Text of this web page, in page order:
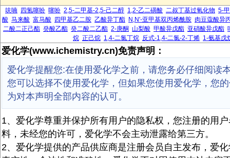
呋喃 四氢噻吩 噻吩 2,5-二甲基-2,5-己二醇 1,2-乙二磺酸 二叔丁基过氧化物 5-
酸 马来酸 富马酸 四甲基乙二胺 乙酸异丁酯 N,N'-亚甲基双丙烯酰胺 肉豆蔻酸异
二酸二正己酯 癸酸乙酯 癸二酸二乙酯 2-庚酮 山梨酸 甲酸异戊酯 亚硝酸异戊酯
烷 正己烷 1,4-二氯丁烷 反式-1,4-二氯-2-丁烯 1-氨基戊
爱化学(www.ichemistry.cn)免责声明：
爱化学提醒您:在使用爱化学之前，请您务必仔细阅读
您可以选择不使用爱化学，但如果您使用爱化学，您
为对本声明全部内容的认可。
1、爱化学尊重并保护所有用户的隐私权，您注册的用
料，未经您的许可，爱化学不会主动泄露给第三方。
2、爱化学提供的产品供应商是注册会员自主发布，爱